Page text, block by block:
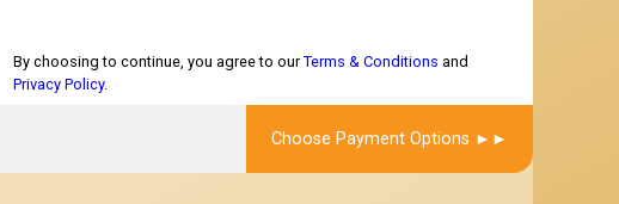
By choosing to continue, you agree to ourTerms & Conditions and
Privacy Policy.
Choose Payment Options